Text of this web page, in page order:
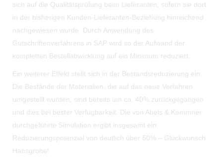
sich auf die Qualitätsprüfung beim Lieferanten, sofern sie dort
in der bisherigen Kunden-Lieferanten-Beziehung hinreichend
nachgewiesen wurde. Durch Anwendung des
Gutschriftenverfahrens in SAP wird so der Aufwand der
kompletten Bestellabwicklung auf ein Minimum reduziert.
Ein weiterer Effekt stellt sich in der Bestandsreduzierung ein:
Die Bestände der Materialien, die auf das neue Verfahren
umgestellt wurden, sind bereits um ca. 40% zurückgegangen
und dies bei bester Verfügbarkeit. Die von Abels & Kemmner
durchgeführte Simulation ergibt insgesamt ein
Reduzierungspotenzial von deutlich über 50% – Glückwunsch
Hansgrohe!